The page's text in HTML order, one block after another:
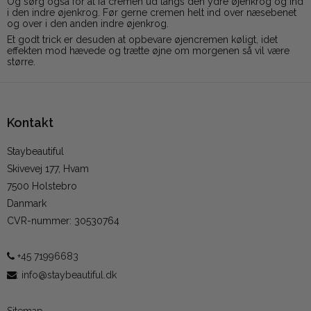
i den indre øjenkrog. Før gerne cremen helt ind over næsebenet
og over i den anden indre øjenkrog.
Et godt trick er desuden at opbevare øjencremen køligt, idet
effekten mod hævede og trætte øjne om morgenen så vil være
større.
Kontakt
Staybeautiful
Skivevej 177, Hvam
7500 Holstebro
Danmark
CVR-nummer: 30530764
+45 71996683
: info@staybeautiful.dk